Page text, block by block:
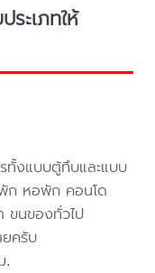
ะเภทให้
รทั้งแบบตู้ทึบและแบบ
ก หอพัก คอนโด
ขนของทั่วไป
ยครับ
.